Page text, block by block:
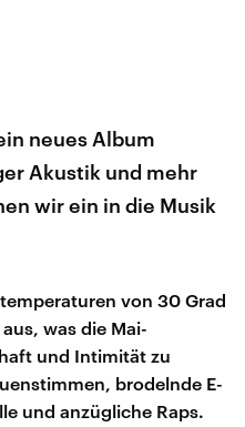
neues Album
Akustik und mehr
wir ein in die Musik
von 30 Grad
was die Mai-
und Intimität zu
brodelnde E-
und anzügliche Raps.